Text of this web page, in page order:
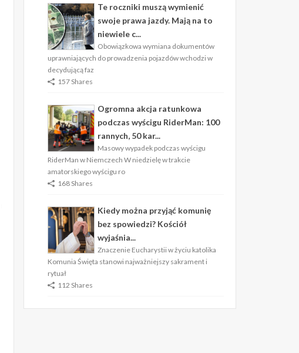
Te roczniki muszą wymienić
swoje prawa jazdy. Mają na to
niewiele c...
Obowiązkowa wymiana dokumentów
uprawniających do prowadzenia pojazdów wchodzi w
decydującą faz
157 Shares
Ogromna akcja ratunkowa
podczas wyścigu RiderMan: 100
rannych, 50 kar...
Masowy wypadek podczas wyścigu
RiderMan w Niemczech W niedzielę w trakcie
amatorskiego wyścigu ro
168 Shares
Kiedy można przyjąć komunię
bez spowiedzi? Kościół
wyjaśnia...
Znaczenie Eucharystii w życiu katolika
Komunia Święta stanowi najważniejszy sakrament i
rytuał
112 Shares